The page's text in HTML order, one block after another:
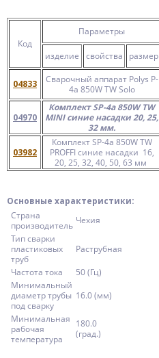
Код
Параметры
изделие
свойства размер
04833
Сварочный аппарат Polys P-
4а 850W TW Solo
04970
Комплект SP-4a 850W TW
MINI синие насадки 20, 25,
32 мм.
03982
Комплект SP-4a 850W TW
PROFFI синие насадки 16,
20, 25, 32, 40, 50, 63 мм
Основные характеристики:
Страна
производитель Чехия
Тип сварки
пластиковых
труб
Раструбная
Частота тока
50 (Гц)
Минимальный
диаметр трубы
под сварку
16.0 (мм)
Минимальная
рабочая
температура
180.0
(град.)